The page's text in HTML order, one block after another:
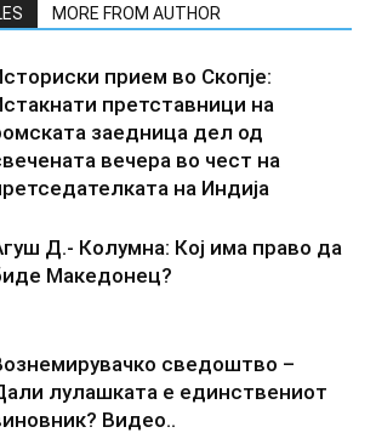
MORE FROM AUTHOR
прием во Скопје:
претставници на
заедница дел од
вечера во чест на
на Индија
Д.- Колумна: Кој има право да
Македонец?
сведоштво –
лулашката е единствениот
Видео..